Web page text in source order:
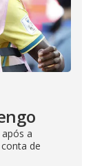
a
de